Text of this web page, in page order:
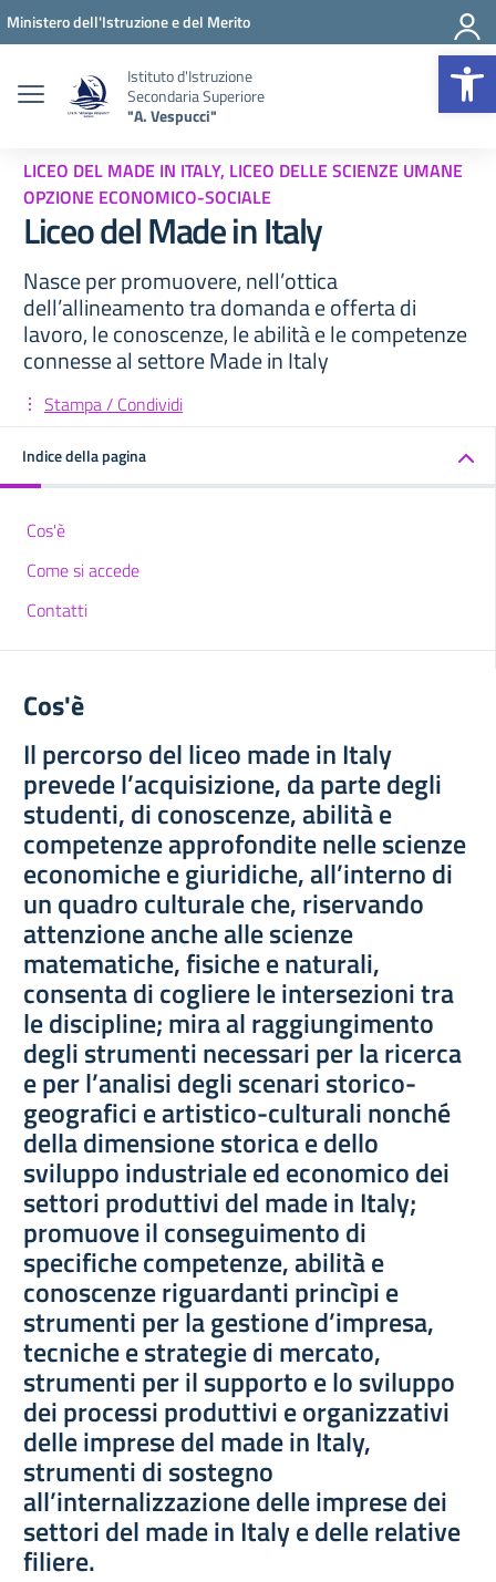
Vai ai contenuti
Vai al menu di navigazione
Vai al footer
Ministero dell'Istruzione e del Merito
Istituto d'Istruzione
Secondaria Superiore
"A. Vespucci"
LICEO DEL MADE IN ITALY, LICEO DELLE SCIENZE UMANE
OPZIONE ECONOMICO-SOCIALE
Liceo del Made in Italy
Nasce per promuovere, nell’ottica
dell’allineamento tra domanda e offerta di
lavoro, le conoscenze, le abilità e le competenze
connesse al settore Made in Italy
Stampa / Condividi
Indice della pagina
Cos'è
Come si accede
Contatti
Cos'è
Il percorso del liceo made in Italy
prevede l’acquisizione, da parte degli
studenti, di conoscenze, abilità e
competenze approfondite nelle scienze
economiche e giuridiche, all’interno di
un quadro culturale che, riservando
attenzione anche alle scienze
matematiche, fisiche e naturali,
consenta di cogliere le intersezioni tra
le discipline; mira al raggiungimento
degli strumenti necessari per la ricerca
e per l’analisi degli scenari storico-
geografici e artistico-culturali nonché
della dimensione storica e dello
sviluppo industriale ed economico dei
settori produttivi del made in Italy;
promuove il conseguimento di
specifiche competenze, abilità e
conoscenze riguardanti princìpi e
strumenti per la gestione d’impresa,
tecniche e strategie di mercato,
strumenti per il supporto e lo sviluppo
dei processi produttivi e organizzativi
delle imprese del made in Italy,
strumenti di sostegno
all’internalizzazione delle imprese dei
settori del made in Italy e delle relative
filiere.